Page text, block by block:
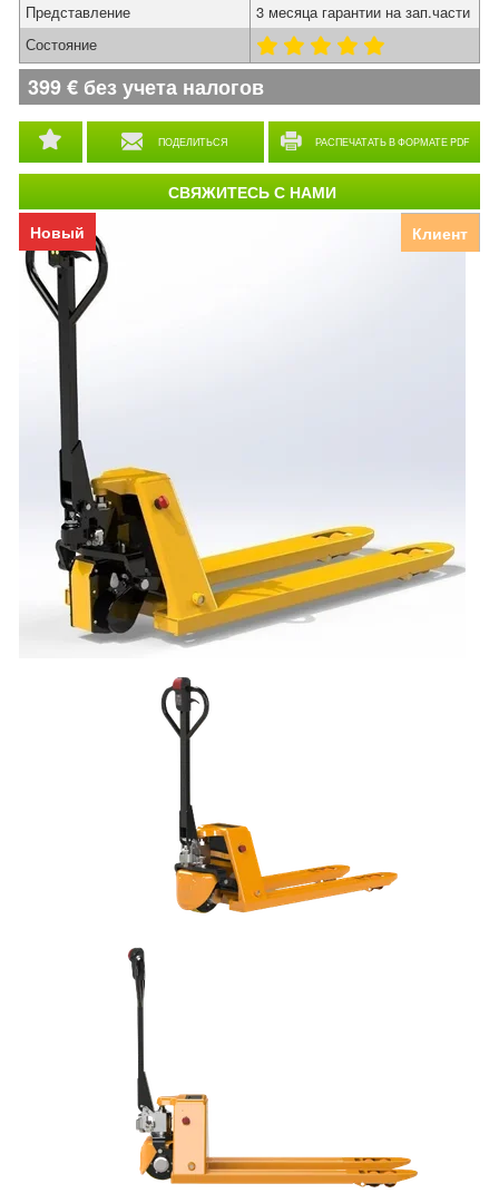
Клиент
Новый
ПОДЕЛИТЬСЯ РАСПЕЧАТАТЬ В ФОРМАТЕ PDF
Представление
3 месяца гарантии на зап.части
Состояние
399€ без учета налогов
СВЯЖИТЕСЬ С НАМИ